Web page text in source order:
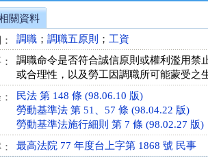
關資料
調職 ； 調職五原則 ； 工資
調職命令是否符合誠信原則或權利濫用禁
或合理性，以及勞工因調職所可能蒙受之
民法 第 148 條 (98.06.10 版)
勞動基準法 第 51、57 條 (98.04.22 版)
勞動基準法施行細則 第 7 條 (98.02.27 版)
最高法院 77 年度台上字第 1868 號 民事